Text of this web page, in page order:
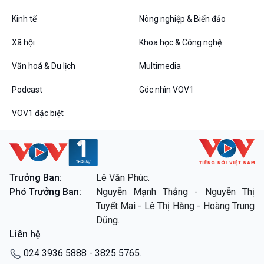
VOV1 đặc biệt
Chân dung cuộc sống
Các chương trình đặc biệt
Kinh tế Nông nghiệp & Biển đảo
Xã hội Khoa học & Công nghệ
Văn hoá & Du lịch Multimedia
Podcast Góc nhìn VOV1
VOV1 đặc biệt
Trưởng Ban:
Lê Văn Phúc.
Phó Trưởng Ban:
Nguyễn Mạnh Thắng - Nguyễn Thị
Tuyết Mai - Lê Thị Hằng - Hoàng Trung
Dũng.
Liên hệ
024 3936 5888 - 3825 5765.